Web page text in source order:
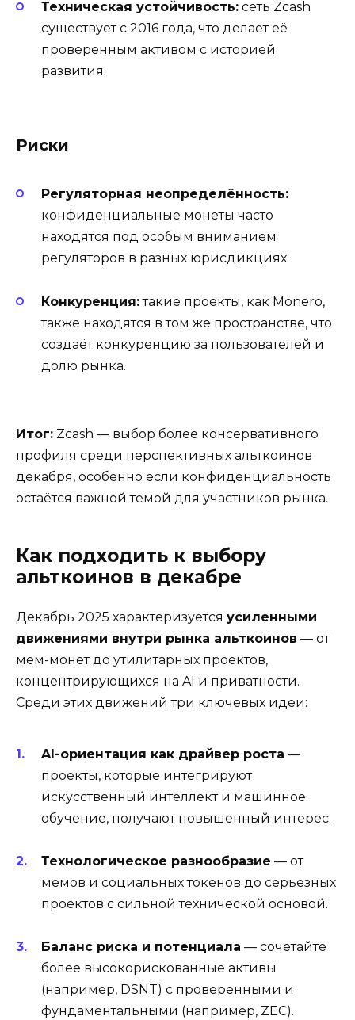
Техническая устойчивость: сеть Zcash
существует с 2016 года, что делает её
проверенным активом с историей
развития.
Риски
Регуляторная неопределённость:
конфиденциальные монеты часто
находятся под особым вниманием
регуляторов в разных юрисдикциях.
Конкуренция:такие проекты, как Monero,
также находятся в том же пространстве, что
создаёт конкуренцию за пользователей и
долю рынка.
Итог: Zcash — выбор более консервативного
профиля среди перспективных альткоинов
декабря, особенно если конфиденциальность
остаётся важной темой для участников рынка.
Как подходить к выбору
альткоинов в декабре
Декабрь 2025 характеризуется усиленными
движениями внутри рынка альткоинов — от
мем-монет до утилитарных проектов,
концентрирующихся на AI и приватности.
Среди этих движений три ключевых идеи:
AI-ориентация как драйвер роста —
проекты, которые интегрируют
искусственный интеллект и машинное
обучение, получают повышенный интерес.
Технологическое разнообразие — от
мемов и социальных токенов до серьезных
проектов с сильной технической основой.
Баланс риска и потенциала — сочетайте
более высокорискованные активы
(например, DSNT) с проверенными и
фундаментальными (например, ZEC).